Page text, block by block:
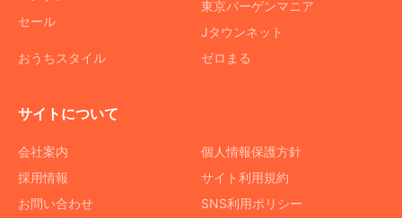
セール
おうちスタイル
東京バーゲンマニア
Jタウンネット
ゼロまる
サイトについて
会社案内
採用情報
お問い合わせ
個人情報保護方針
サイト利用規約
SNS利用ポリシー